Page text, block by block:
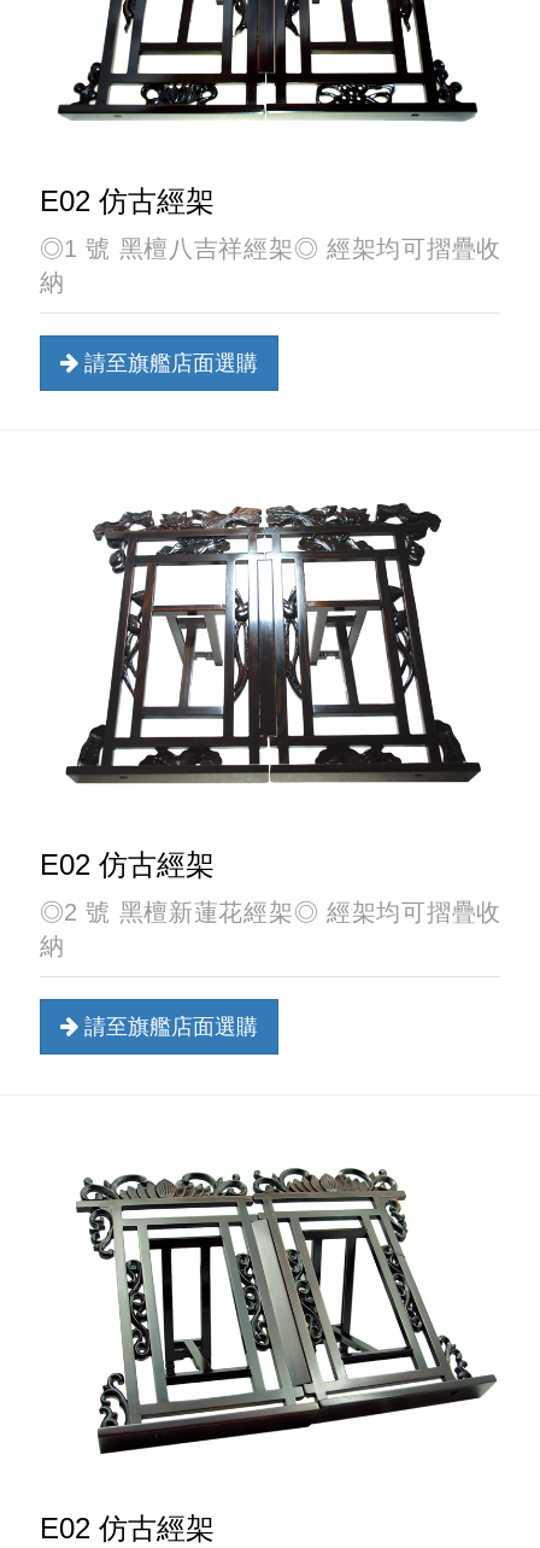
E02 仿古經架
◎1 號 黑檀八吉祥經架◎ 經架均可摺疊收
納
請至旗艦店面選購
E02 仿古經架
◎2 號 黑檀新蓮花經架◎ 經架均可摺疊收
納
請至旗艦店面選購
E02 仿古經架